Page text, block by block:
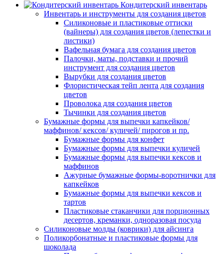
Кондитерский инвентарь
Инвентарь и инструменты для создания цветов
Силиконовые и пластиковые оттиски
(вайнеры) для создания цветов (лепестки и
листики)
Вафельная бумага для создания цветов
Палочки, маты, подставки и прочий
инструмент для создания цветов
Вырубки для создания цветов
Флористическая тейп лента для создания
цветов
Проволока для создания цветов
Тычинки для создания цветов
Бумажные формы для выпечки капкейков/
маффинов/ кексов/ куличей/ пирогов и пр.
Бумажные формы для конфет
Бумажные формы для выпечки куличей
Бумажные формы для выпечки кексов и
маффинов
Ажурные бумажные формы-воротнички для
капкейков
Бумажные формы для выпечки кексов и
тартов
Пластиковые стаканчики для порционных
десертов, креманки, одноразовая посуда
Силиконовые молды (коврики) для айсинга
Поликорбонатные и пластиковые формы для
шоколада